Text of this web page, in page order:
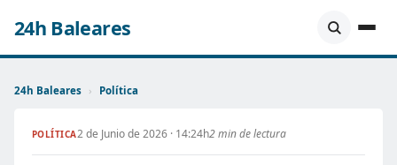
24h Baleares
24h Baleares › Política
POLÍTICA2 de Junio de 2026 · 14:24h2 min de lectura